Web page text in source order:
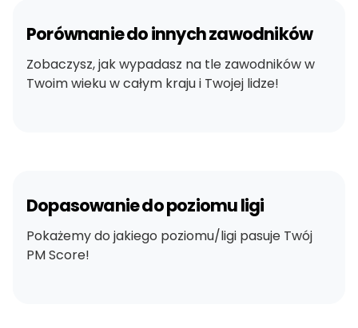
Porównanie do innych zawodników
Zobaczysz, jak wypadasz na tle zawodników w
Twoim wieku w całym kraju i Twojej lidze!
Dopasowanie do poziomu ligi
Pokażemy do jakiego poziomu/ligi pasuje Twój
PM Score!